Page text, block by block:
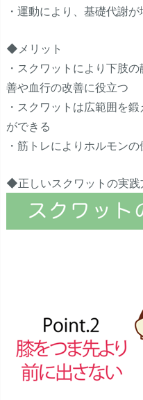
・運動により、基礎代謝
◆メリット
・スクワットにより下肢
善や血行の改善に役立つ
・スクワットは広範囲を
ができる
・筋トレによりホルモン
◆正しいスクワットの実践